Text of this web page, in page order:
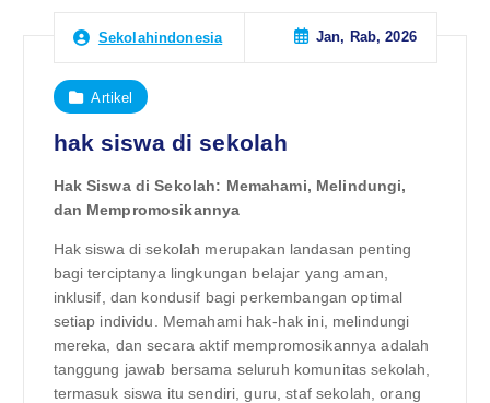
Sekolahindonesia Jan, Rab, 2026
Artikel
hak siswa di sekolah
Hak Siswa di Sekolah: Memahami, Melindungi,
dan Mempromosikannya
Hak siswa di sekolah merupakan landasan penting
bagi terciptanya lingkungan belajar yang aman,
inklusif, dan kondusif bagi perkembangan optimal
setiap individu. Memahami hak-hak ini, melindungi
mereka, dan secara aktif mempromosikannya adalah
tanggung jawab bersama seluruh komunitas sekolah,
termasuk siswa itu sendiri, guru, staf sekolah, orang